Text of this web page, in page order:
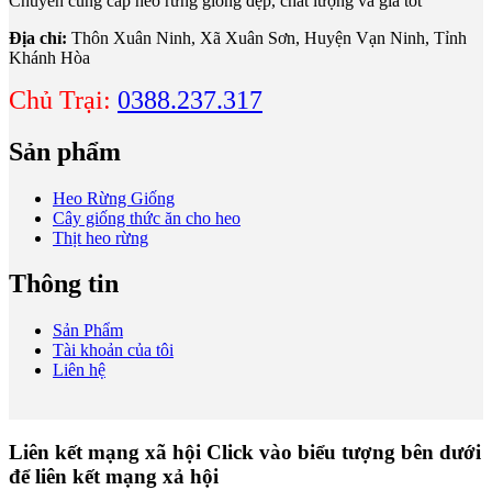
Địa chỉ: Thôn Xuân Ninh, Xã Xuân Sơn, Huyện Vạn Ninh, Tỉnh
Khánh Hòa
Chủ Trại: 0388.237.317
Sản phẩm
Heo Rừng Giống
Cây giống thức ăn cho heo
Thịt heo rừng
Thông tin
Sản Phẩm
Tài khoản của tôi
Liên hệ
Liên kết mạng xã hội Click vào biểu tượng bên dưới
để liên kết mạng xả hội